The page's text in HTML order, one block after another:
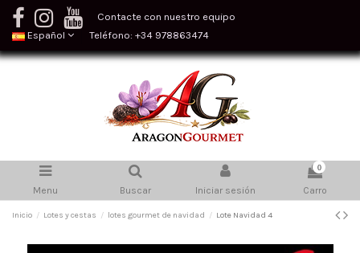
Contacte con nuestro equipo
Español
Teléfono: +34 978863474
Menu Buscar Iniciar sesión
0
Carro
Inicio Lotes y cestas lotes gourmet de navidad Lote Navidad 4